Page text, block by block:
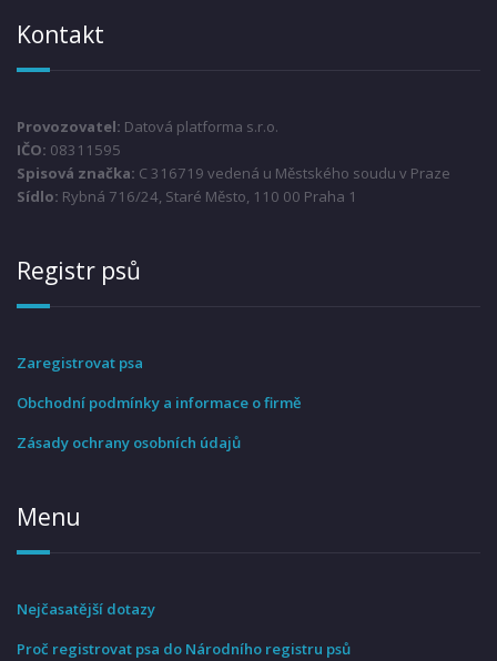
Kontakt
Provozovatel: Datová platforma s.r.o.
IČO: 08311595
Spisová značka: C 316719 vedená u Městského soudu v Praze
Sídlo: Rybná 716/24, Staré Město, 110 00 Praha 1
Registr psů
Zaregistrovat psa
Obchodní podmínky a informace o firmě
Zásady ochrany osobních údajů
Menu
Nejčasatější dotazy
Proč registrovat psa do Národního registru psů